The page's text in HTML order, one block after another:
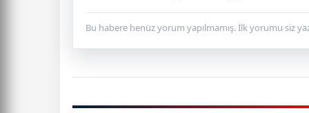
Bu habere henüz yorum yapılmamış. İlk yorumu siz